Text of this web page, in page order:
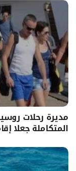
مديرة رحلات
المتكاملة جعلا